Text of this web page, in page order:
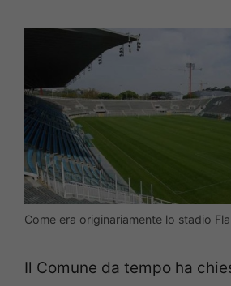
Come era originariamente lo stadio
Il Comune da tempo ha